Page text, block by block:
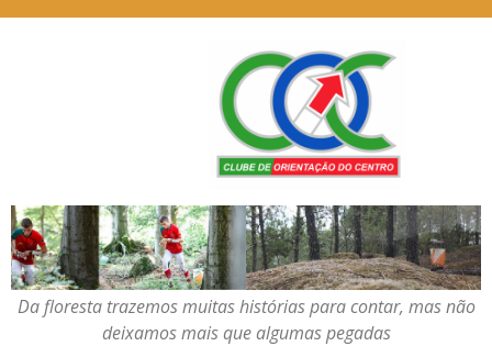
COC – CLUBE DE
ORIENTAÇÃO DO
CENTRO
Da floresta trazemos
muitas histórias para
contar, mas não deixamos
mais que algumas
pegadas
Da floresta trazemos muitas histórias para contar, mas não
deixamos mais que algumas pegadas